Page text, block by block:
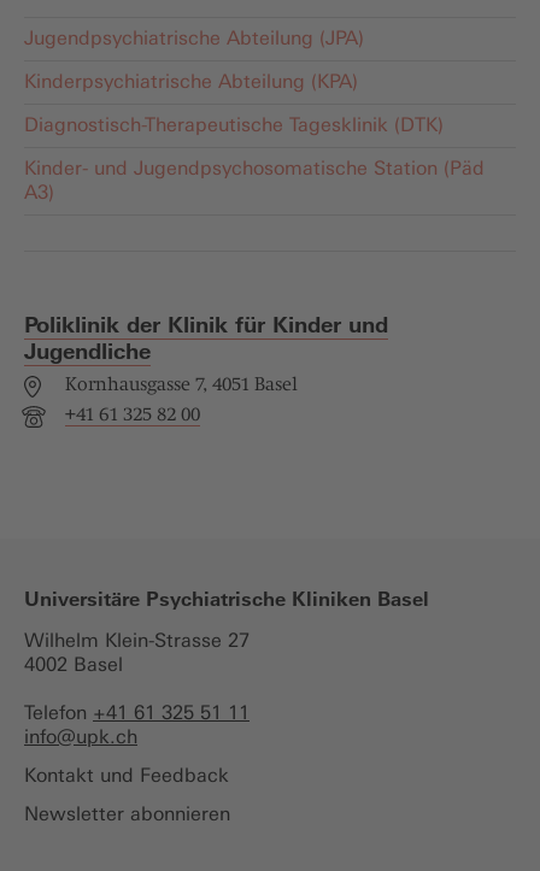
Jugendpsychiatrische Abteilung (JPA)
Kinderpsychiatrische Abteilung (KPA)
Diagnostisch-Therapeutische Tagesklinik (DTK)
Kinder- und Jugendpsychosomatische Station (Päd
A3)
Poliklinik der Klinik für Kinder und
Jugendliche
Kornhausgasse 7, 4051 Basel
+41 61 325 82 00
Universitäre Psychiatrische Kliniken Basel
Wilhelm Klein-Strasse 27
4002 Basel
Telefon +41 61 325 51 11
info@upk.ch
Kontakt und Feedback
Newsletter abonnieren